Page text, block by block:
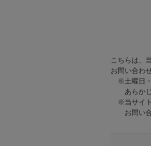
こちらは、
お問い合わ
※土曜日・
あらかじ
※当サイト
お問い合